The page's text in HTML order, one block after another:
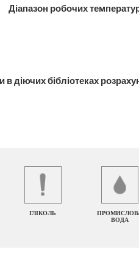
Діапазон робочих
в діючих бібліотеках
ГЛІКОЛЬ
ВОДА